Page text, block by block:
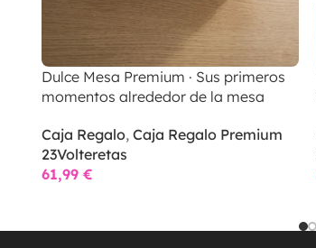
Dulce Mesa Premium · Sus primeros
momentos alrededor de la mesa
Caja Regalo, Caja Regalo Premium
23Volteretas
61,99 €